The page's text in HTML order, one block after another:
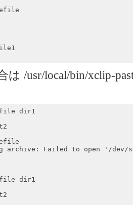
は /usr/local/bin/xclip-
dir1
archive: Failed to open '/dev/
dir1